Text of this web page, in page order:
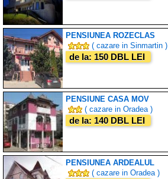
PENSIUNEA ROZECLAS
( cazare in Sinmartin )
de la: 150 DBL LEI
PENSIUNE CASA MOV
( cazare in Oradea )
de la: 140 DBL LEI
PENSIUNEA ARDEALUL
( cazare in Oradea )